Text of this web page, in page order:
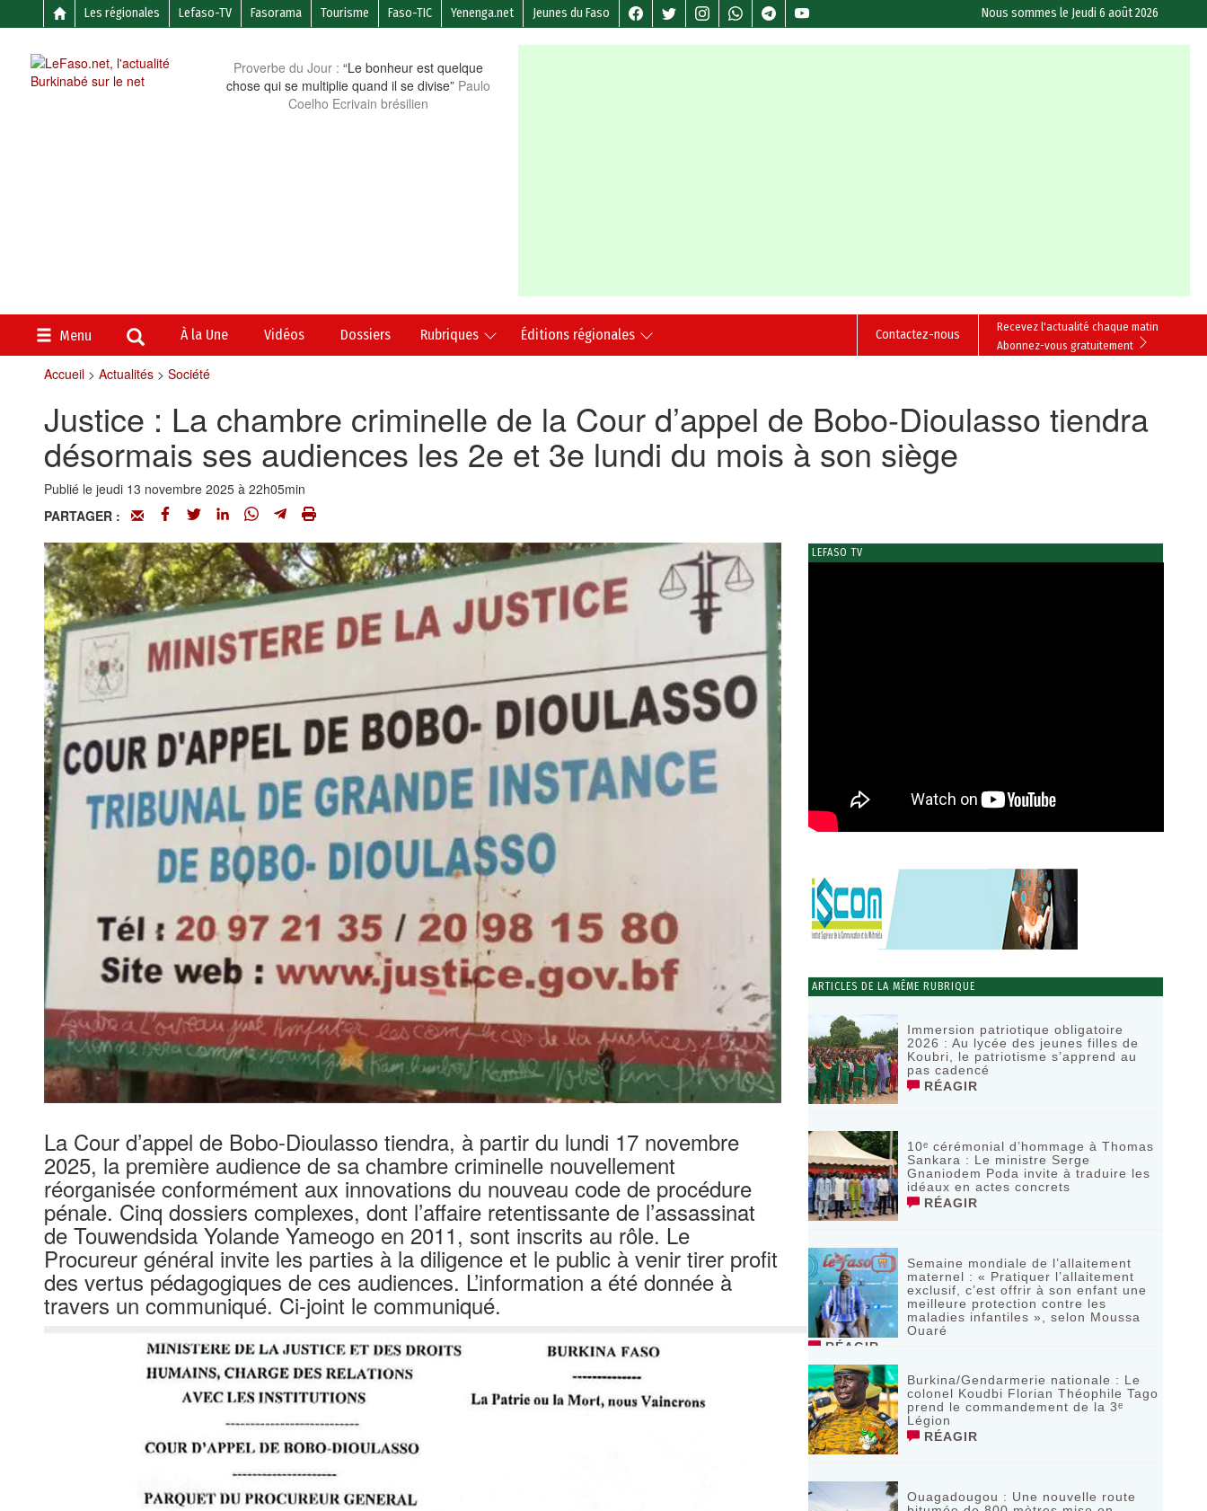
Les régionales Lefaso-TV Fasorama Tourisme Faso-TIC Yenenga.net Jeunes du Faso Nous sommes le Jeudi 6 août 2026
Proverbe du Jour : “Le bonheur est quelque
chose qui se multiplie quand il se divise” Paulo
Coelho Ecrivain brésilien
Menu À la Une Vidéos Dossiers Rubriques Éditions régionales
Recevez l'actualité chaque matin
Abonnez-vous gratuitement
Contactez-nous
Accueil> Actualités> Société
Justice : La chambre criminelle de la Cour d’appel de Bobo-Dioulasso tiendra
désormais ses audiences les 2e et 3e lundi du mois à son siège
Publié le jeudi 13 novembre 2025 à 22h05min
PARTAGER :
La Cour d’appel de Bobo-Dioulasso tiendra, à partir du lundi 17 novembre
2025, la première audience de sa chambre criminelle nouvellement
réorganisée conformément aux innovations du nouveau code de procédure
pénale. Cinq dossiers complexes, dont l’affaire retentissante de l’assassinat
de Touwendsida Yolande Yameogo en 2011, sont inscrits au rôle. Le
Procureur général invite les parties à la diligence et le public à venir tirer profit
des vertus pédagogiques de ces audiences. L’information a été donnée à
travers un communiqué. Ci-joint le communiqué.
LEFASO TV
ARTICLES DE LA MÊME RUBRIQUE
Immersion patriotique obligatoire
2026 : Au lycée des jeunes filles de
Koubri, le patriotisme s’apprend au
pas cadencé
RÉAGIR
10ᵉ cérémonial d’hommage à Thomas
Sankara : Le ministre Serge
Gnaniodem Poda invite à traduire les
idéaux en actes concrets
RÉAGIR
Semaine mondiale de l’allaitement
maternel : « Pratiquer l’allaitement
exclusif, c’est offrir à son enfant une
meilleure protection contre les
maladies infantiles », selon Moussa
Ouaré
RÉAGIR
Burkina/Gendarmerie nationale : Le
colonel Koudbi Florian Théophile Tago
prend le commandement de la 3ᵉ
Légion
RÉAGIR
Ouagadougou : Une nouvelle route